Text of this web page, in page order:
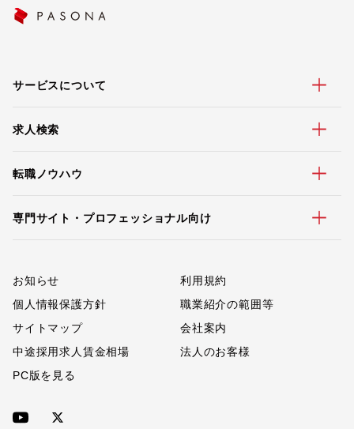
サービスについて
求人検索
転職ノウハウ
専門サイト・プロフェッショナル向け
お知らせ
利用規約
個人情報保護方針
職業紹介の範囲等
サイトマップ
会社案内
中途採用求人賃金相場
法人のお客様
PC版を見る